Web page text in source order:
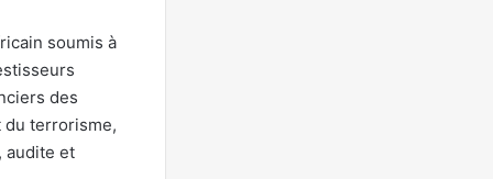
soumis à
des
du terrorisme,
audite et